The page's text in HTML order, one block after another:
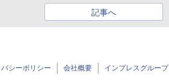
記事へ
シーポリシー 会社概要 インプレスグループ